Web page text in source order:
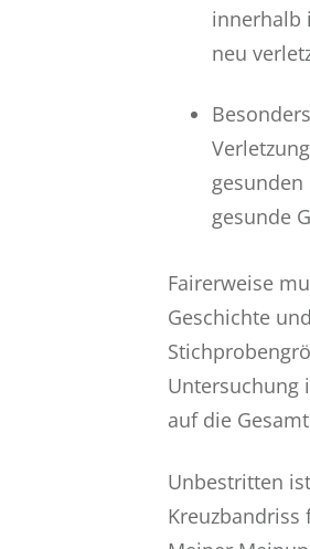
innerhalb
neu
gesunde
Fairerweise
Geschichte
Untersuchung
auf die
Unbestritten
Kreuzbandriss